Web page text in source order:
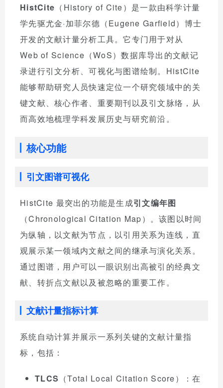
HistCite （History of Cite）是一款由科学计量
学先驱尤金·加菲尔德（Eugene Garfield）博士
开发的文献计量分析工具。它专门用于对从
Web of Science（WoS）数据库导出的文献记
录进行引文分析、可视化与图谱绘制。HistCite
能够帮助研究人员快速定位一个研究领域中的关
键文献、核心作者、重要期刊以及引文脉络，从
而高效地梳理学科发展历史与研究前沿。
核心功能
引文图谱可视化
HistCite 最突出的功能是生成引文编年图
（Chronological Citation Map）。该图以时间
为纵轴，以文献为节点，以引用关系为连线，直
观展示某一领域内文献之间的继承与演化关系。
通过图谱，用户可以一眼识别出高被引的经典文
献、转折点文献以及被忽略的重要工作。
文献计量指标计算
系统自动计算并展示一系列关键的文献计量指
标，包括：
TLCS （Total Local Citation Score）：在